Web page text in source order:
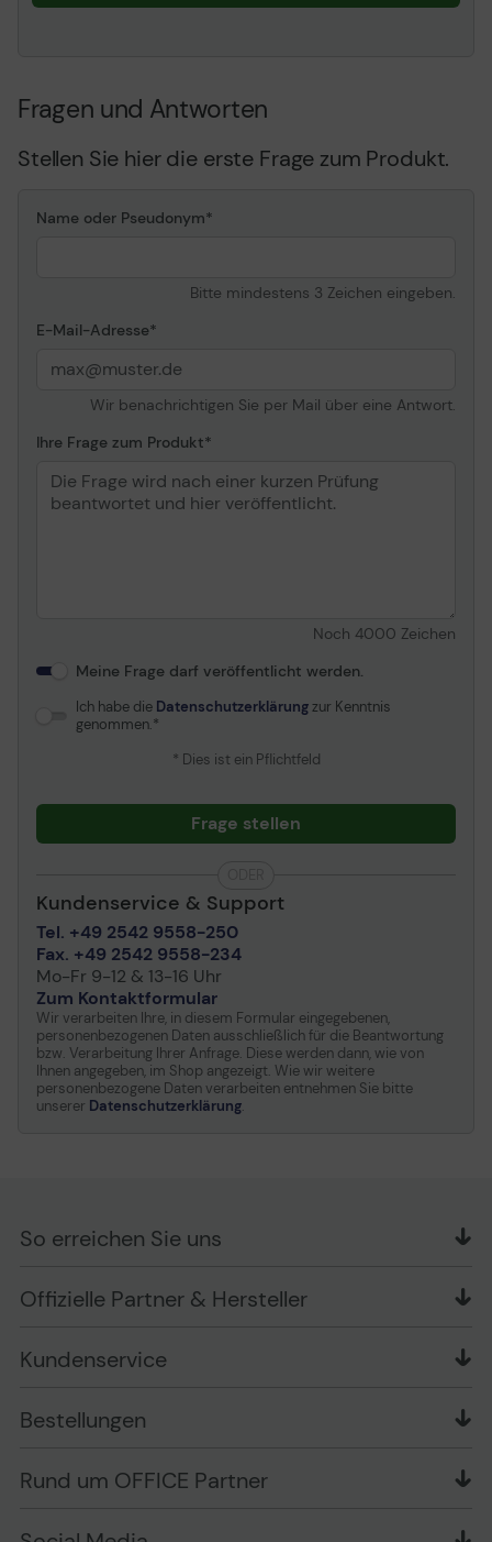
Fragen und Antworten
Stellen Sie hier die erste Frage zum Produkt.
Name oder Pseudonym
Bitte mindestens 3 Zeichen eingeben.
E-Mail-Adresse
Wir benachrichtigen Sie per Mail über eine Antwort.
Ihre Frage zum Produkt
Noch 4000 Zeichen
Meine Frage darf veröffentlicht werden.
Ich habe die Datenschutzerklärungzur Kenntnis
genommen.
* Dies ist ein Pflichtfeld
Frage stellen
Kundenservice & Support
Tel. +49 2542 9558-250
Fax. +49 2542 9558-234
Mo-Fr 9-12 & 13-16 Uhr
Zum Kontaktformular
Wir verarbeiten Ihre, in diesem Formular eingegebenen,
personenbezogenen Daten ausschließlich für die Beantwortung
bzw. Verarbeitung Ihrer Anfrage. Diese werden dann, wie von
Ihnen angegeben, im Shop angezeigt. Wie wir weitere
personenbezogene Daten verarbeiten entnehmen Sie bitte
unserer Datenschutzerklärung.
Offizielle Partner & Hersteller
Kundenservice
Bewertungsrichtlinien
Wissen mit OP
Markenshops
Bestellungen
Versand im Namen Dritter
Rund um OFFICE Partner
So erreichen Sie uns
Schlesierring 35
Telefon: +49 (0) 2542 / 9558250
Ansprechpartner bei fehlerhafter Ware und Schäden